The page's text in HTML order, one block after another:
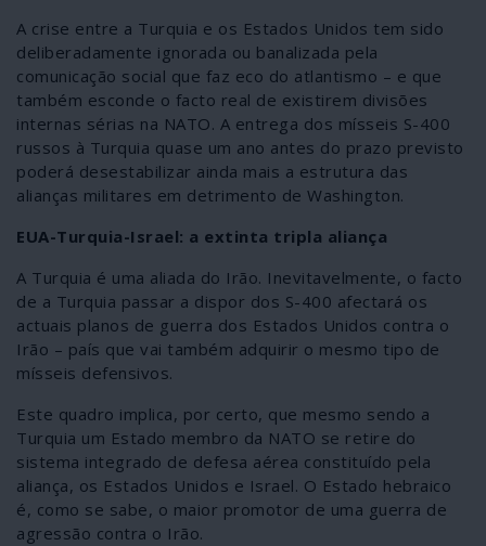
A crise entre a Turquia e os Estados Unidos tem sido
deliberadamente ignorada ou banalizada pela
comunicação social que faz eco do atlantismo – e que
também esconde o facto real de existirem divisões
internas sérias na NATO. A entrega dos mísseis S-400
russos à Turquia quase um ano antes do prazo previsto
poderá desestabilizar ainda mais a estrutura das
alianças militares em detrimento de Washington.
EUA-Turquia-Israel: a extinta tripla aliança
A Turquia é uma aliada do Irão. Inevitavelmente, o facto
de a Turquia passar a dispor dos S-400 afectará os
actuais planos de guerra dos Estados Unidos contra o
Irão – país que vai também adquirir o mesmo tipo de
mísseis defensivos.
Este quadro implica, por certo, que mesmo sendo a
Turquia um Estado membro da NATO se retire do
sistema integrado de defesa aérea constituído pela
aliança, os Estados Unidos e Israel. O Estado hebraico
é, como se sabe, o maior promotor de uma guerra de
agressão contra o Irão.